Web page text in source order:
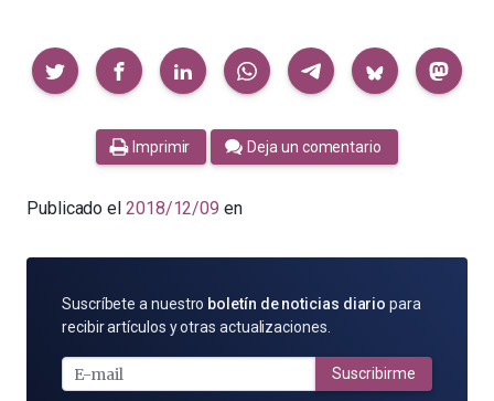
Compartir
Imprimir Deja un comentario
Publicado el 2018/12/09 en
SUSCRÍBETE
POR
MAIL
Suscríbete a nuestro boletín de noticias diario para
recibir artículos y otras actualizaciones.
Suscribirme